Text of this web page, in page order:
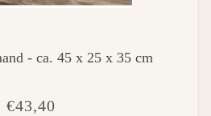
- ca. 45 x 25 x 35 cm
€43,40